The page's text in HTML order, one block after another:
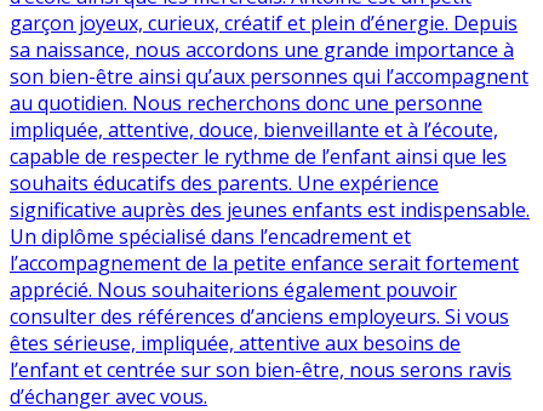
garçon joyeux, curieux, créatif et plein d’énergie. Depuis
sa naissance, nous accordons une grande importance à
son bien-être ainsi qu’aux personnes qui l’accompagnent
au quotidien. Nous recherchons donc une personne
impliquée, attentive, douce, bienveillante et à l’écoute,
capable de respecter le rythme de l’enfant ainsi que les
souhaits éducatifs des parents. Une expérience
significative auprès des jeunes enfants est indispensable.
Un diplôme spécialisé dans l’encadrement et
l’accompagnement de la petite enfance serait fortement
apprécié. Nous souhaiterions également pouvoir
consulter des références d’anciens employeurs. Si vous
êtes sérieuse, impliquée, attentive aux besoins de
l’enfant et centrée sur son bien-être, nous serons ravis
d’échanger avec vous.